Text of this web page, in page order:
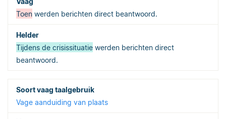
Toen werden berichten direct beantwoord.
Tijdens de crisissituatie werden berichten direct
beantwoord.
Vage aanduiding van plaats